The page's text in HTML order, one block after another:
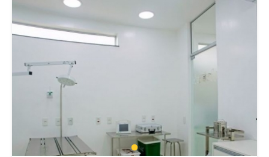
1